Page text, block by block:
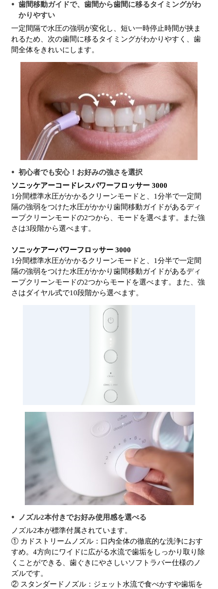
歯間移動ガイドで、歯間から歯間に移るタイミングがわ
かりやすい
一定間隔で水圧の強弱が変化し、短い一時停止時間が挟ま
れるため、次の歯間に移るタイミングがわかりやすく、歯
間全体をきれいにします。
初心者でも安心！お好みの強さを選択
ソニッケアーコードレスパワーフロッサー 3000
1分間標準水圧がかかるクリーンモードと、1分半で一定間
隔の強弱をつけた水圧がかかり歯間移動ガイドがあるディ
ープクリーンモードの2つから、モードを選べます。また強
さは3段階から選べます。
ソニッケアーパワーフロッサー 3000
1分間標準水圧がかかるクリーンモードと、1分半で一定間
隔の強弱をつけた水圧がかかり歯間移動ガイドがあるディ
ープクリーンモードの2つからモードを選べます。また、強
さはダイヤル式で10段階から選べます。
ノズル2本付きでお好み使用感を選べる
ノズル2本が標準付属されています。
① カドストリームノズル：口内全体の徹底的な洗浄におす
すめ。4方向にワイドに広がる水流で歯垢をしっかり取り除
くことができる、歯ぐきにやさしいソフトラバー仕様のノ
ズルです。
② スタンダードノズル：ジェット水流で食べかすや歯垢を